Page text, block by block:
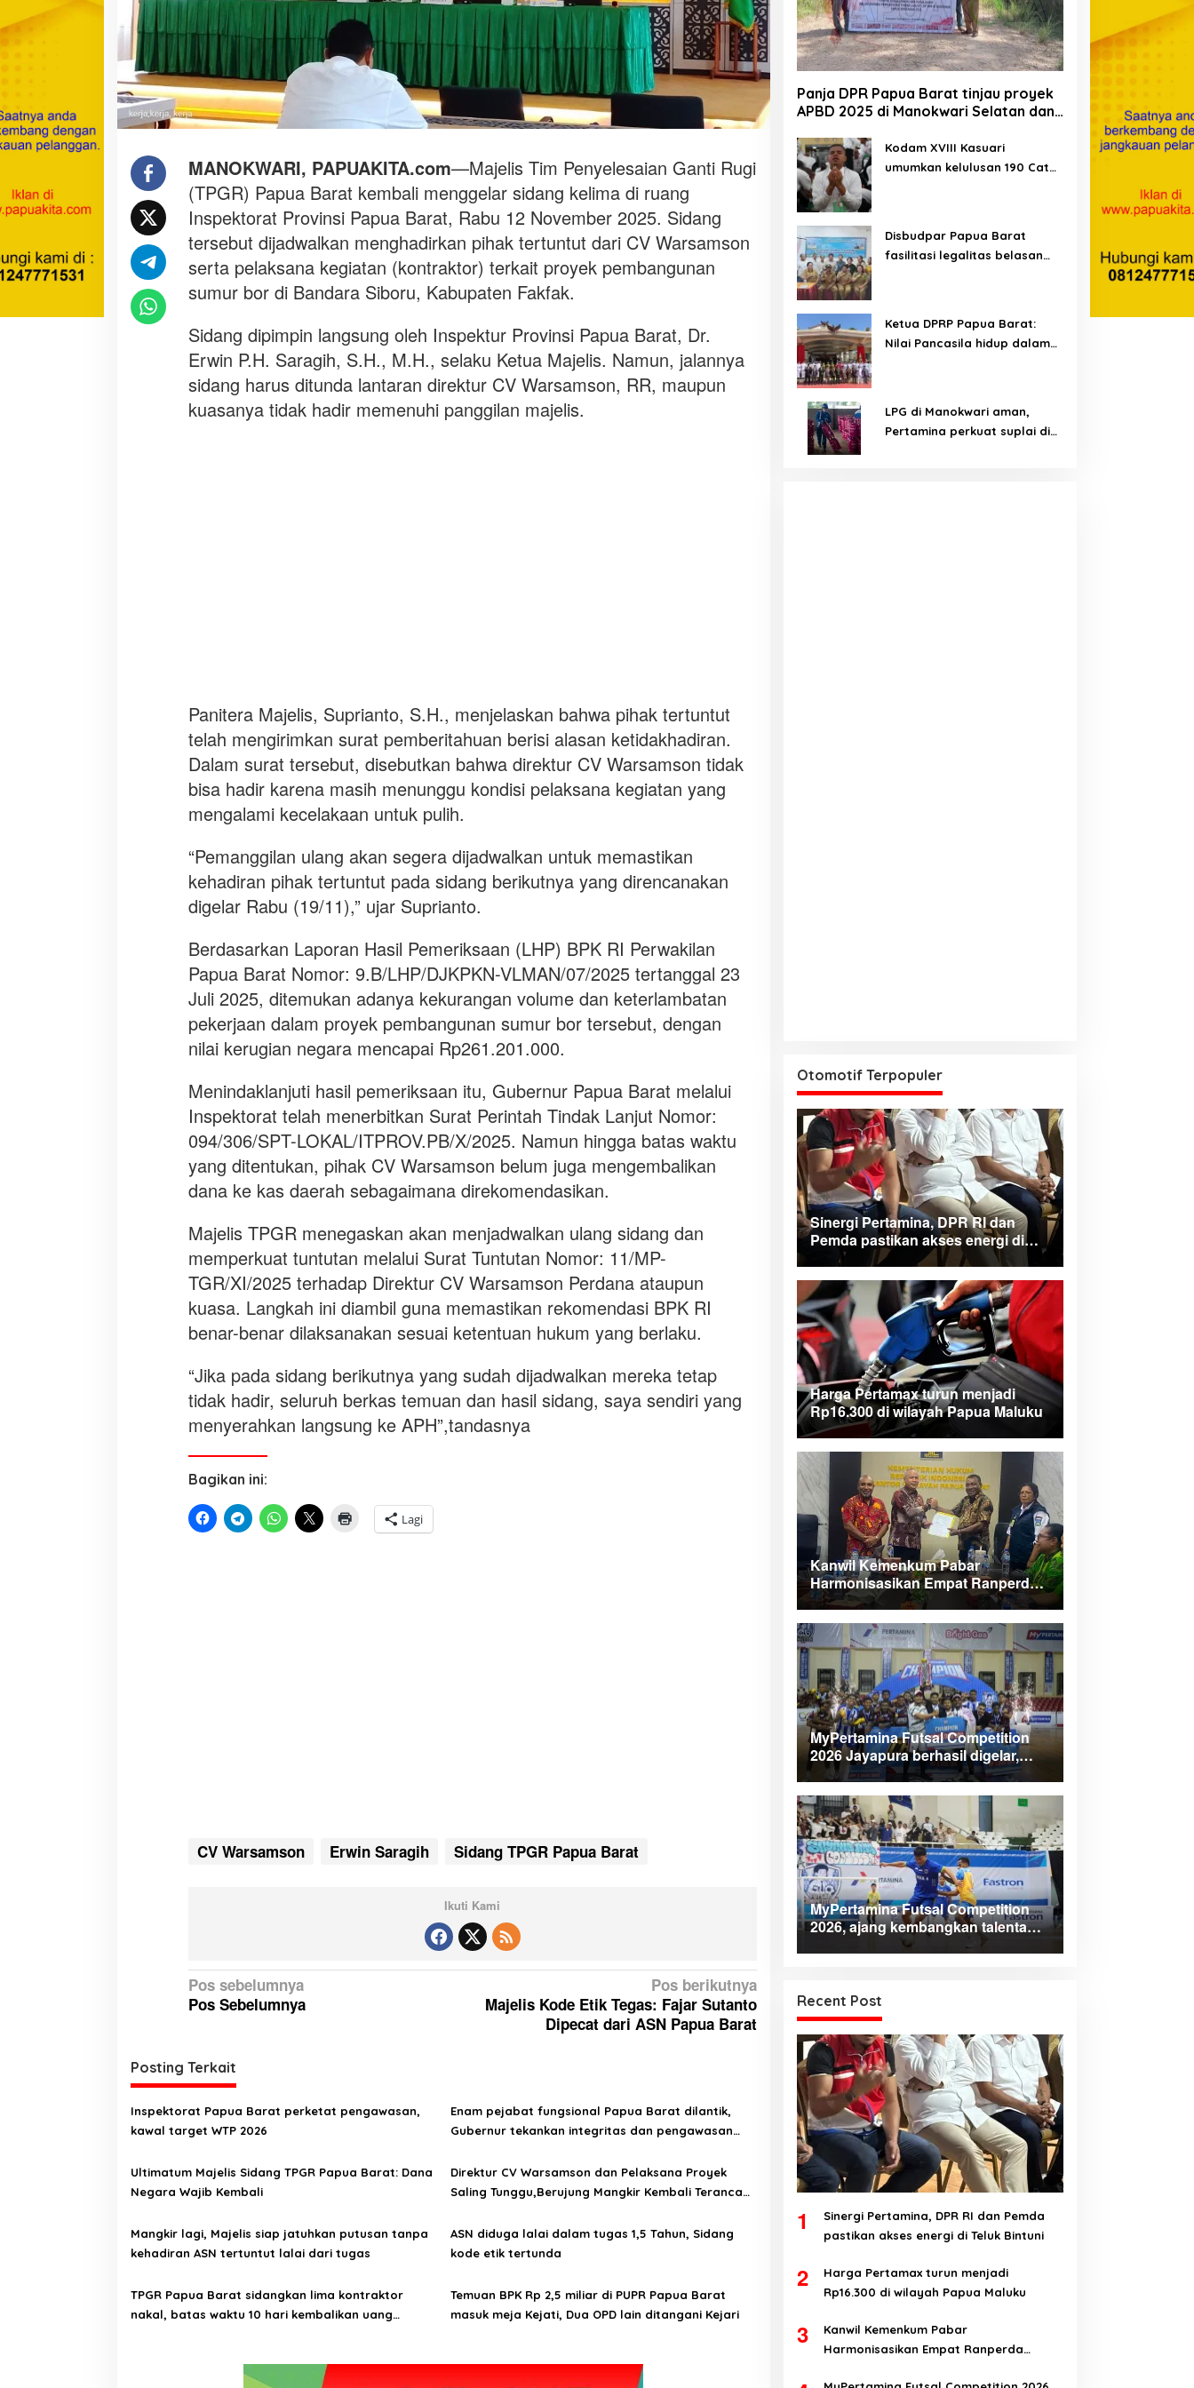
k
e
l
a
a
n
,
s
d
n
g
T
P
G
s
a
m
s
o
n
a
p
u
a
a
r
a
t
k
e
b
a
l
i
d
t
n
d
a
MANOKWARI, PAPUAKITA.com—Majelis Tim Penyelesaian Ganti Rugi
(TPGR) Papua Barat kembali menggelar sidang kelima di ruang
Inspektorat Provinsi Papua Barat, Rabu 12 November 2025. Sidang
tersebut dijadwalkan menghadirkan pihak tertuntut dari CV Warsamson
serta pelaksana kegiatan (kontraktor) terkait proyek pembangunan
sumur bor di Bandara Siboru, Kabupaten Fakfak.
Sidang dipimpin langsung oleh Inspektur Provinsi Papua Barat, Dr.
Erwin P.H. Saragih, S.H., M.H., selaku Ketua Majelis. Namun, jalannya
sidang harus ditunda lantaran direktur CV Warsamson, RR, maupun
kuasanya tidak hadir memenuhi panggilan majelis.
Panitera Majelis, Suprianto, S.H., menjelaskan bahwa pihak tertuntut
telah mengirimkan surat pemberitahuan berisi alasan ketidakhadiran.
Dalam surat tersebut, disebutkan bahwa direktur CV Warsamson tidak
bisa hadir karena masih menunggu kondisi pelaksana kegiatan yang
mengalami kecelakaan untuk pulih.
“Pemanggilan ulang akan segera dijadwalkan untuk memastikan
kehadiran pihak tertuntut pada sidang berikutnya yang direncanakan
digelar Rabu (19/11),” ujar Suprianto.
Berdasarkan Laporan Hasil Pemeriksaan (LHP) BPK RI Perwakilan
Papua Barat Nomor: 9.B/LHP/DJKPKN-VLMAN/07/2025 tertanggal 23
Juli 2025, ditemukan adanya kekurangan volume dan keterlambatan
pekerjaan dalam proyek pembangunan sumur bor tersebut, dengan
nilai kerugian negara mencapai Rp261.201.000.
Menindaklanjuti hasil pemeriksaan itu, Gubernur Papua Barat melalui
Inspektorat telah menerbitkan Surat Perintah Tindak Lanjut Nomor:
094/306/SPT-LOKAL/ITPROV.PB/X/2025. Namun hingga batas waktu
yang ditentukan, pihak CV Warsamson belum juga mengembalikan
dana ke kas daerah sebagaimana direkomendasikan.
Majelis TPGR menegaskan akan menjadwalkan ulang sidang dan
memperkuat tuntutan melalui Surat Tuntutan Nomor: 11/MP-
TGR/XI/2025 terhadap Direktur CV Warsamson Perdana ataupun
kuasa. Langkah ini diambil guna memastikan rekomendasi BPK RI
benar-benar dilaksanakan sesuai ketentuan hukum yang berlaku.
“Jika pada sidang berikutnya yang sudah dijadwalkan mereka tetap
tidak hadir, seluruh berkas temuan dan hasil sidang, saya sendiri yang
menyerahkan langsung ke APH”,tandasnya
Bagikan ini:
Lagi
CV Warsamson Erwin Saragih Sidang TPGR Papua Barat
Ikuti Kami
N
a
i
g
a
s
i
p
s
Pos sebelumnya
Pos Sebelumnya
Pos berikutnya
Majelis Kode Etik Tegas: Fajar Sutanto
Dipecat dari ASN Papua Barat
Posting Terkait
Inspektorat Papua Barat perketat pengawasan,
kawal target WTP 2026
Enam pejabat fungsional Papua Barat dilantik,
Gubernur tekankan integritas dan pengawasan
Ultimatum Majelis Sidang TPGR Papua Barat: Dana
Negara Wajib Kembali
Direktur CV Warsamson dan Pelaksana Proyek
Saling Tunggu,Berujung Mangkir Kembali Terancam
Mangkir lagi, Majelis siap jatuhkan putusan tanpa
kehadiran ASN tertuntut lalai dari tugas
ASN diduga lalai dalam tugas 1,5 Tahun, Sidang
kode etik tertunda
TPGR Papua Barat sidangkan lima kontraktor
nakal, batas waktu 10 hari kembalikan uang
Temuan BPK Rp 2,5 miliar di PUPR Papua Barat
masuk meja Kejati, Dua OPD lain ditangani Kejari
Panja DPR Papua Barat tinjau proyek
APBD 2025 di Manokwari Selatan dan
Kodam XVIII Kasuari
umumkan kelulusan 190 Cata
Disbudpar Papua Barat
fasilitasi legalitas belasan
Ketua DPRP Papua Barat:
Nilai Pancasila hidup dalam
LPG di Manokwari aman,
Pertamina perkuat suplai di
Otomotif Terpopuler
Sinergi Pertamina, DPR RI dan
Pemda pastikan akses energi di
Teluk Bintuni
Harga Pertamax turun menjadi
Rp16.300 di wilayah Papua Maluku
Kanwil Kemenkum Pabar
Harmonisasikan Empat Ranperda
Kabupaten Teluk Wondama
MyPertamina Futsal Competition
2026 Jayapura berhasil digelar,
dorong talenta muda berprestasi
MyPertamina Futsal Competition
2026, ajang kembangkan talenta
muda dan berdayakan UMKM lokal
Recent Post
1
Sinergi Pertamina, DPR RI dan Pemda
pastikan akses energi di Teluk Bintuni
2
Harga Pertamax turun menjadi
Rp16.300 di wilayah Papua Maluku
3
Kanwil Kemenkum Pabar
Harmonisasikan Empat Ranperda